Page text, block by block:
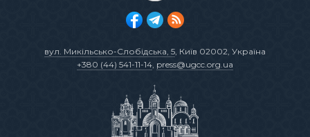
вул. Микільсько-Слобідська, 5, Київ 02002, Україна
+380 (44) 541-11-14, press@ugcc.org.ua